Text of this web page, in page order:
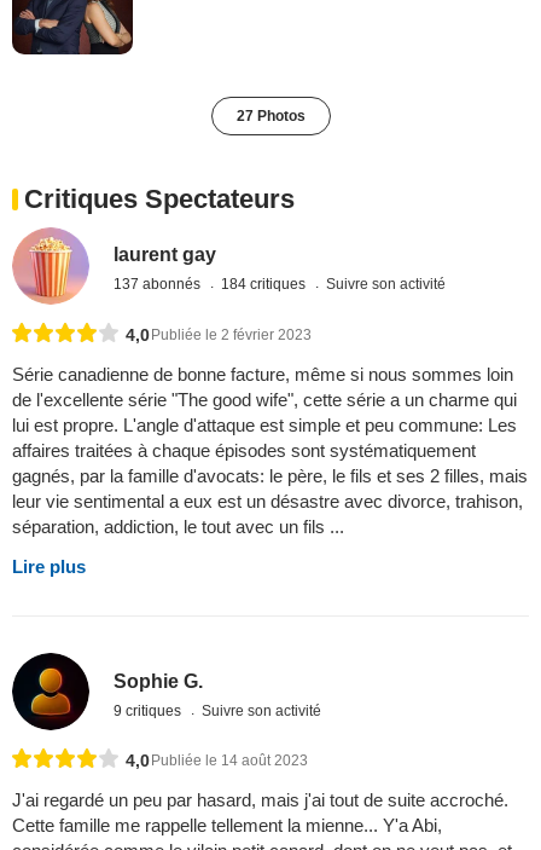
27 Photos
Critiques Spectateurs
laurent gay
137 abonnés 184 critiques Suivre son activité
4,0Publiée le 2 février 2023
Série canadienne de bonne facture, même si nous sommes loin
de l'excellente série "The good wife", cette série a un charme qui
lui est propre. L'angle d'attaque est simple et peu commune: Les
affaires traitées à chaque épisodes sont systématiquement
gagnés, par la famille d'avocats: le père, le fils et ses 2 filles, mais
leur vie sentimental a eux est un désastre avec divorce, trahison,
séparation, addiction, le tout avec un fils ...
Lire plus
Sophie G.
9 critiques Suivre son activité
4,0 Publiée le 14 août 2023
J'ai regardé un peu par hasard, mais j'ai tout de suite accroché.
Cette famille me rappelle tellement la mienne... Y'a Abi,